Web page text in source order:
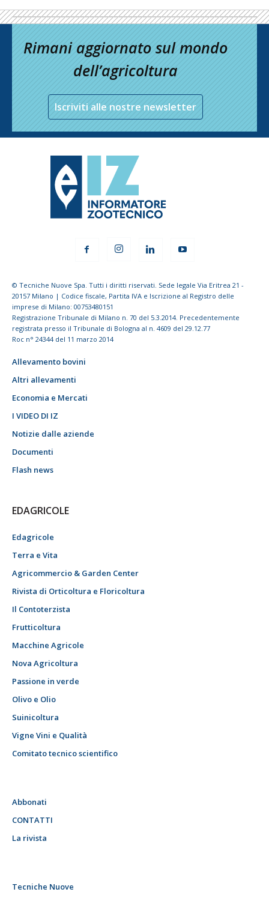
Rimani aggiornato sul mondo
dell’agricoltura
Iscriviti alle nostre newsletter
© Tecniche Nuove Spa. Tutti i diritti riservati. Sede legale Via Eritrea 21 -
20157 Milano | Codice fiscale, Partita IVA e Iscrizione al Registro delle
imprese di Milano: 00753480151
Registrazione Tribunale di Milano n. 70 del 5.3.2014. Precedentemente
registrata presso il Tribunale di Bologna al n. 4609 del 29.12.77
Roc n° 24344 del 11 marzo 2014
Allevamento bovini
Altri allevamenti
Economia e Mercati
I VIDEO DI IZ
Notizie dalle aziende
Documenti
Flash news
EDAGRICOLE
Edagricole
Terra e Vita
Agricommercio & Garden Center
Rivista di Orticoltura e Floricoltura
Il Contoterzista
Frutticoltura
Macchine Agricole
Nova Agricoltura
Passione in verde
Olivo e Olio
Suinicoltura
Vigne Vini e Qualità
Comitato tecnico scientifico
Abbonati
CONTATTI
La rivista
Tecniche Nuove